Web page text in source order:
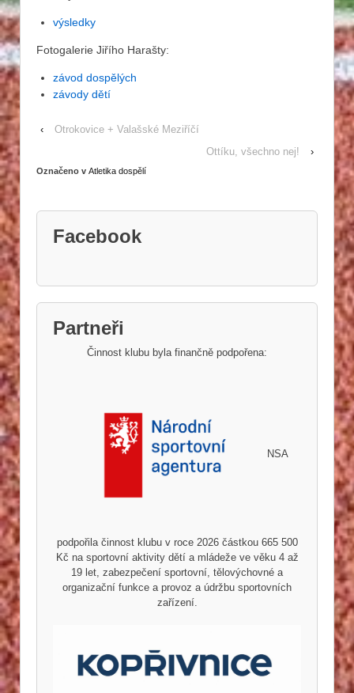
výsledky
Fotogalerie Jiřího Harašty:
závod dospělých
závody dětí
‹
Otrokovice + Valašské Meziříčí
Ottíku, všechno nej!
›
Označeno v Atletika dospělí
Facebook
Partneři
Činnost klubu byla finančně podpořena:
NSA
podpořila činnost klubu v roce 2026 částkou 665 500
Kč na sportovní aktivity dětí a mládeže ve věku 4 až
19 let, zabezpečení sportovní, tělovýchovné a
organizační funkce a provoz a údržbu sportovních
zařízení.